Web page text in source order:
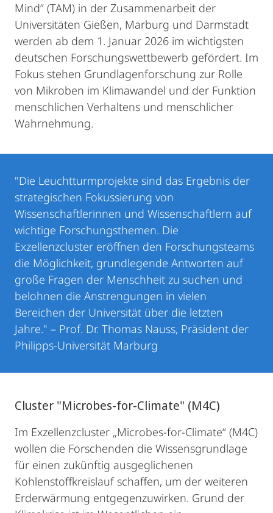
Mind” (TAM) in der Zusammenarbeit der
Universitäten Gießen, Marburg und Darmstadt
werden ab dem 1. Januar 2026 im wichtigsten
deutschen Forschungswettbewerb gefördert. Im
Fokus stehen Grundlagenforschung zur Rolle
von Mikroben im Klimawandel und der Funktion
menschlichen Verhaltens und menschlicher
Wahrnehmung.
"Die Leuchtturmprojekte sind das Ergebnis der
strategischen Fokussierung von
Wissenschaftlerinnen und Wissenschaftlern auf
wichtige Forschungsthemen. Die
Exzellenzcluster eröffnen den Forschungsteams
die Möglichkeit, grundlegende Antworten auf
große Fragen der Menschheit zu suchen und
belohnen die Anstrengungen in vielen
Bereichen der Universität über die letzten
Jahre." – Prof. Dr. Thomas Nauss, Präsident der
Philipps-Universität Marburg
Cluster "Microbes-for-Climate" (M4C)
Im Exzellenzcluster „Microbes-for-Climate“ (M4C)
wollen die Forschenden die Wissensgrundlage
für einen zukünftig ausgeglichenen
Kohlenstoffkreislauf schaffen, um der weiteren
Erderwärmung entgegenzuwirken. Grund der